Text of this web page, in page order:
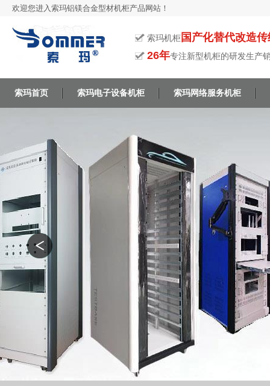
欢迎您进入索玛铝镁合金型材机柜产品网站！
索玛机柜国产化替代改造
26年专注新型机柜的研发生产
索玛首页 索玛电子设备机柜 索玛网络服务机柜